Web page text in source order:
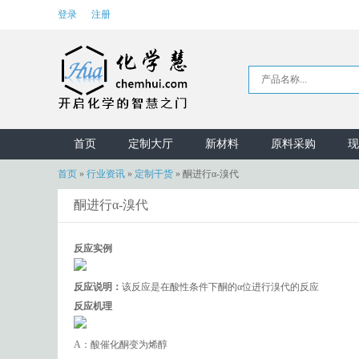
登录 注册
首页 定制大厅 新材料 原料采购
首页 » 行业资讯 » 定制干货 » 酮进行α-溴代
酮进行α-溴代
反应实例
反应说明： 该反应是在酸性条件下酮的α位进行溴代的反应
反应机理
A：酸催化酮变为烯醇